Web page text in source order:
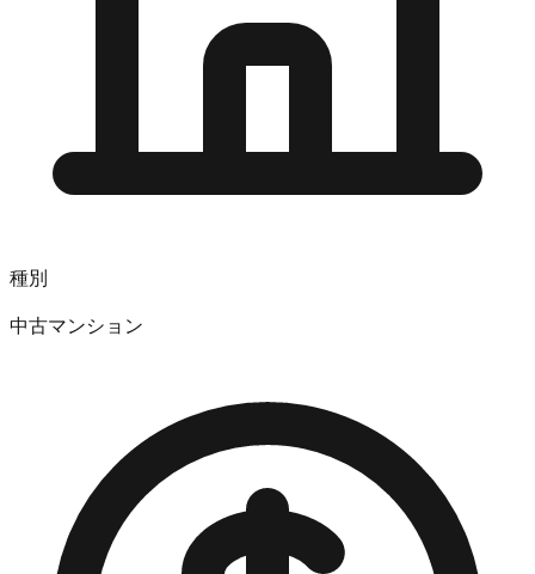
種別
中古マンション